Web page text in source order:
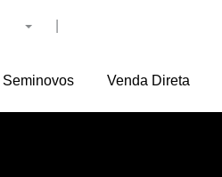
Seminovos Venda Direta